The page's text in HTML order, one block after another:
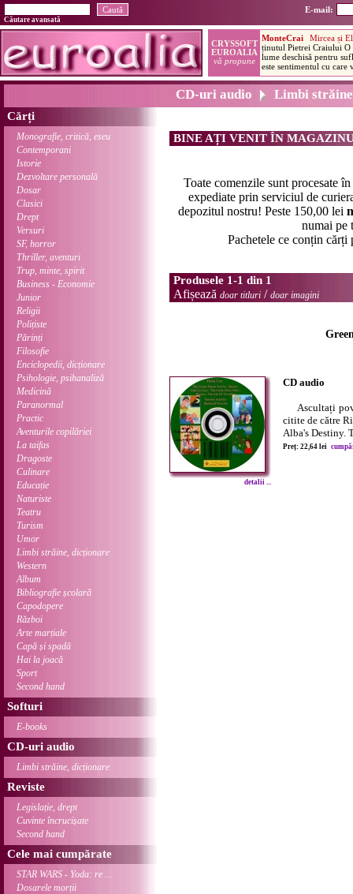
E-mail:
Căutare avansată
CD-uri audio Limbi
Cărți
Monografie, critică, eseu
Contemporani
Istorie
Dezvoltare personală
Dosar
Clasici
Drept
Versuri
SF, horror
Thriller, aventuri
Trup, minte, spirit
Business - Economie
Junior
Religii
Polițiste
Părinți
Filosofie
Enciclopedii, dicționare
Psihologie, psihanaliză
Medicină
Paranormal
Practic
Aventurile copilăriei
La taifas
Dragoste
Culinare
Educație
Naturiste
Teatru
Turism
Umor
Limbi străine, dicționare
Western
Album
Bibliografie școlară
Capodopere
Război
Arte marțiale
Capă și spadă
Hai la joacă
Sport
Second hand
Softuri
E-books
CD-uri audio
Limbi străine, dicționare
Reviste
Legislație, drept
Cuvinte încrucișate
Second hand
Cele mai cumpărate
STAR WARS - Yoda: re ...
Dosarele morții
BINE AȚI VENIT ÎN
Toate comenzile sunt procesate în
expediate prin serviciul de
depozitul nostru! Peste 150,00 lei
numai pe
Pachetele ce conțin cărți
Produsele 1-1 din 1
Afișează doar titluri / doar imagini
detalii ...
CD audio
Ascultați
citite de către
Alba's Destiny.
Preț: 22,64 lei